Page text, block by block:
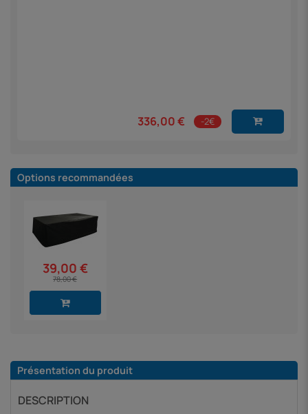
336,00 € -2€
Options recommandées
39,00 €
78,00 €
Présentation du produit
DESCRIPTION